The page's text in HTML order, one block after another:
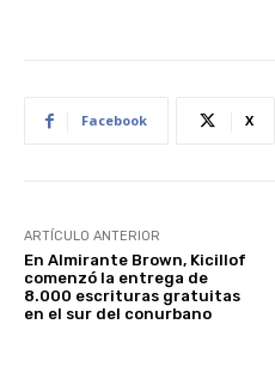
Facebook X
ARTÍCULO ANTERIOR
En Almirante Brown, Kicillof
comenzó la entrega de
8.000 escrituras gratuitas
en el sur del conurbano